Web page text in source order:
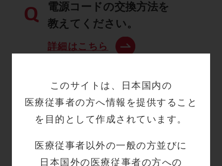
このサイトは、日本国内の
医療従事者の方へ情報を提供すること
を目的として作成されています。
医療従事者以外の一般の方並びに
日本国外の医療従事者の方への
Q
電源コードの交換方法を
教えてください。
詳細はこちら
一覧へ戻る